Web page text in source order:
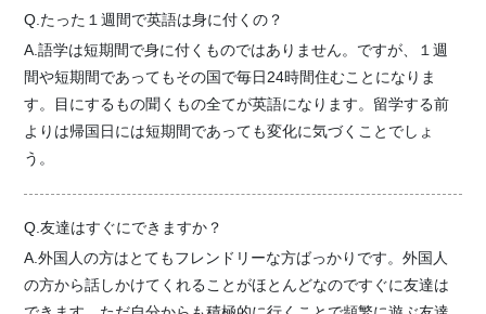
Q.たった１週間で英語は身に付くの？
A.語学は短期間で身に付くものではありません。ですが、１週
間や短期間であってもその国で毎日24時間住むことになりま
す。目にするもの聞くもの全てが英語になります。留学する前
よりは帰国日には短期間であっても変化に気づくことでしょ
う。
Q.友達はすぐにできますか？
A.外国人の方はとてもフレンドリーな方ばっかりです。外国人
の方から話しかけてくれることがほとんどなのですぐに友達は